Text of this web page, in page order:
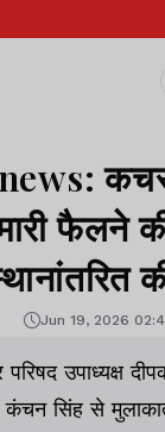
कचरा
फैलने
Jun 19, 2026
उपाध्यक्ष
कंचन सिंह से